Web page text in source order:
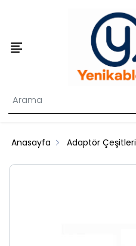
Anasayfa Adaptör Çeşitleri